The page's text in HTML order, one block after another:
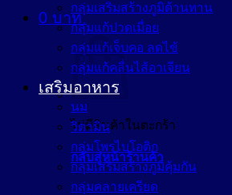
0 บาท
ไม่มีสินค้าในตะกร้า
กลับสู่หน้าร้านค้า
กลุ่มเสริมสร้างภูมิต้านทาน
กลุ่มแก้ปวดเมื่อย
กลุ่มแก้เจ็บคอ ลดไข้
กลุ่มแก้คลื่นไส้อาเจียน
เสริมอาหาร
นม
วิตามิน
กลุ่มโพรไบโอติก
กลุ่มเสริมสร้างภูมิคุ้มกัน
กลุ่มคลายเครียด